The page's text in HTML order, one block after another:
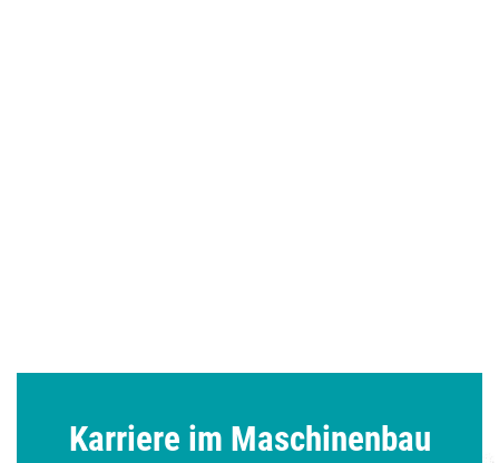
Karriere im Maschinenbau